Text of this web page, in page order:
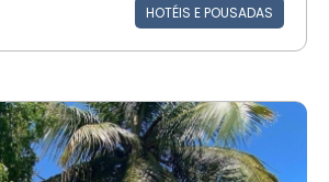
HOTÉIS E POUSADAS